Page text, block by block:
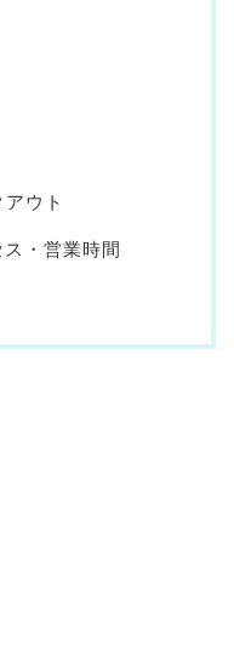
ウト
・営業時間